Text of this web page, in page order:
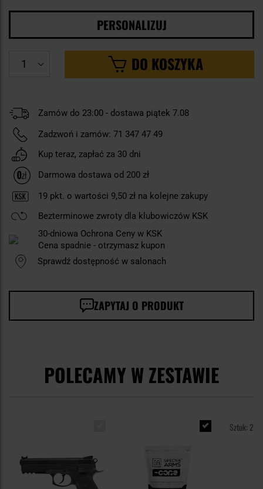
PERSONALIZUJ
DO KOSZYKA
Zamów do 23:00 - dostawa piątek 7.08
Zadzwoń i zamów: 71 347 47 49
Kup teraz, zapłać za 30 dni
Darmowa dostawa od 200 zł
19 pkt. o wartości 9,50 zł na kolejne zakupy
Bezterminowe zwroty dla klubowiczów KSK
30-dniowa Ochrona Ceny w KSK
Cena spadnie - otrzymasz kupon
Sprawdź dostępność w salonach
ZAPYTAJ O PRODUKT
POLECAMY W ZESTAWIE
Sztuk: 2